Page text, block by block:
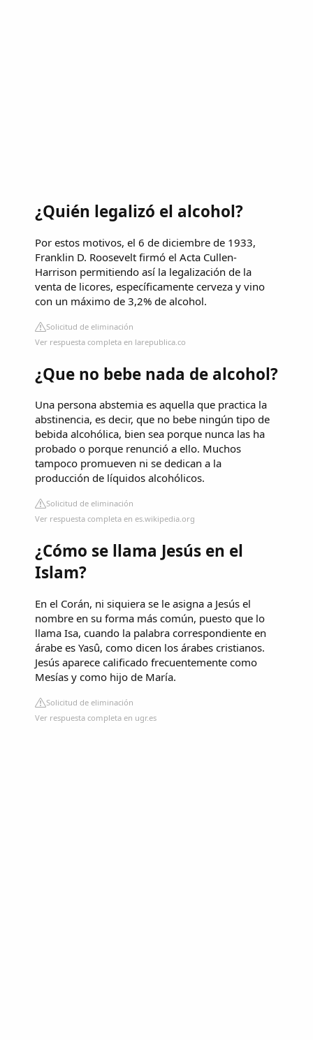
¿Quién legalizó el alcohol?
Por estos motivos, el 6 de diciembre de 1933,
Franklin D. Roosevelt firmó el Acta Cullen-
Harrison permitiendo así la legalización de la
venta de licores, específicamente cerveza y vino
con un máximo de 3,2% de alcohol.
Solicitud de eliminación
Ver respuesta completa en larepublica.co
¿Que no bebe nada de alcohol?
Una persona abstemia es aquella que practica la
abstinencia, es decir, que no bebe ningún tipo de
bebida alcohólica, bien sea porque nunca las ha
probado o porque renunció a ello. Muchos
tampoco promueven ni se dedican a la
producción de líquidos alcohólicos.
Solicitud de eliminación
Ver respuesta completa en es.wikipedia.org
¿Cómo se llama Jesús en el
Islam?
En el Corán, ni siquiera se le asigna a Jesús el
nombre en su forma más común, puesto que lo
llama Isa, cuando la palabra correspondiente en
árabe es Yasû, como dicen los árabes cristianos.
Jesús aparece calificado frecuentemente como
Mesías y como hijo de María.
Solicitud de eliminación
Ver respuesta completa en ugr.es